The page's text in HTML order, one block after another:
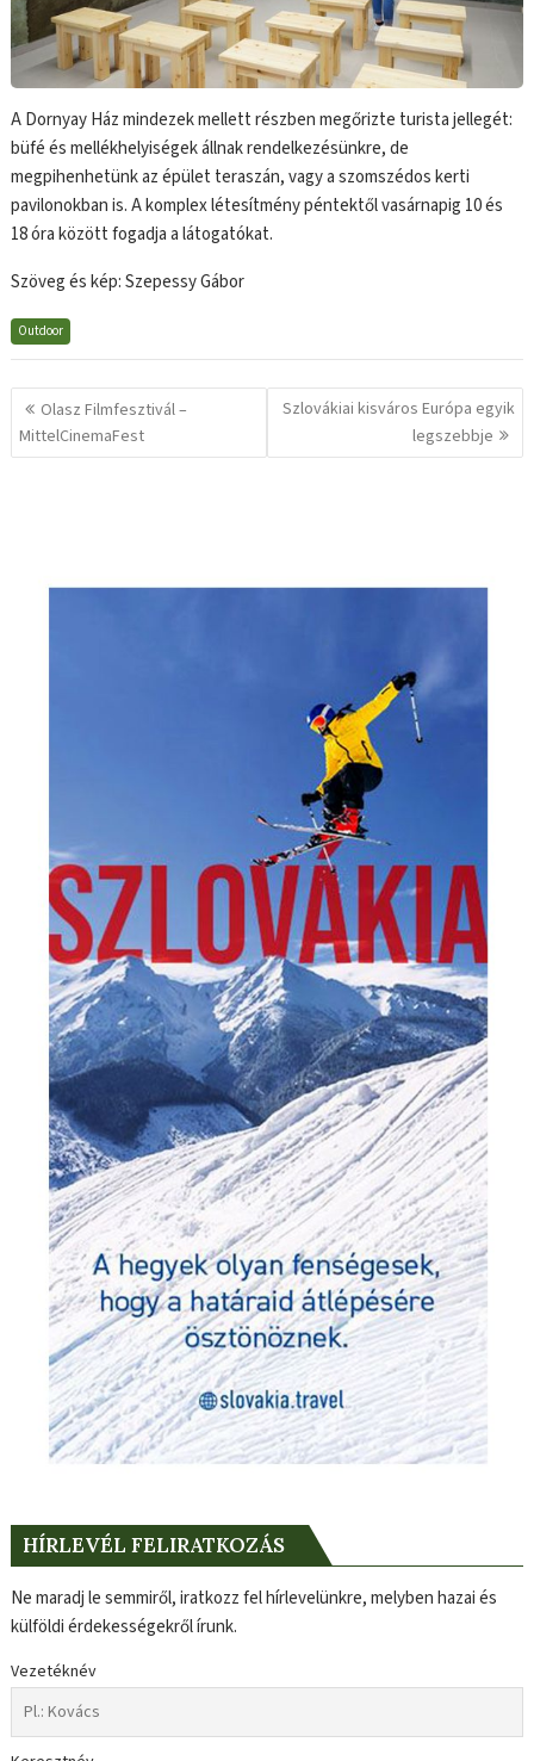
A Dornyay Ház mindezek mellett részben megőrizte turista jellegét:
büfé és mellékhelyiségek állnak rendelkezésünkre, de
megpihenhetünk az épület teraszán, vagy a szomszédos kerti
pavilonokban is. A komplex létesítmény péntektől vasárnapig 10 és
18 óra között fogadja a látogatókat.
Szöveg és kép: Szepessy Gábor
Outdoor
Bejegyzés
navigáció
Olasz Filmfesztivál –
MittelCinemaFest
Szlovákiai kisváros Európa egyik
legszebbje
HÍRLEVÉL FELIRATKOZÁS
Ne maradj le semmiről, iratkozz fel hírlevelünkre, melyben hazai és
külföldi érdekességekről írunk.
Vezetéknév